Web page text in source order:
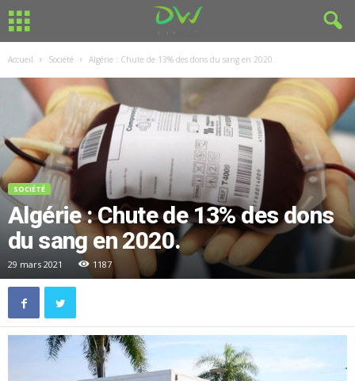
Accueil Société Algérie : Chute de 13% des dons du sang en 2020.
SOCIÉTÉ
Algérie : Chute de 13% des dons
du sang en 2020.
29 mars 2021 1187